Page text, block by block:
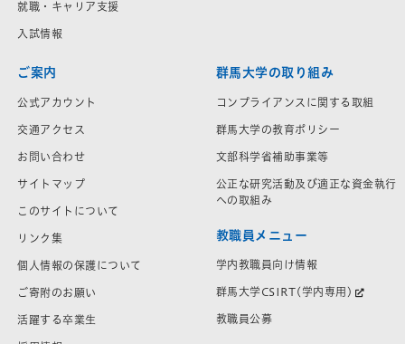
就職・キャリア支援
入試情報
ご案内
公式アカウント
交通アクセス
お問い合わせ
サイトマップ
このサイトについて
リンク集
個人情報の保護について
ご寄附のお願い
活躍する卒業生
群馬大学の取り組み
コンプライアンスに関する取組
群馬大学の教育ポリシー
文部科学省補助事業等
公正な研究活動及び適正な資金執行
への取組み
教職員メニュー
学内教職員向け情報
群馬大学CSIRT(学内専用)
教職員公募